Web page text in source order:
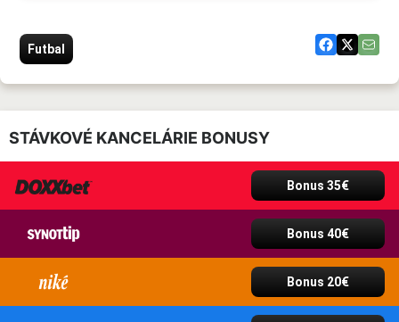
Futbal
STÁVKOVÉ KANCELÁRIE BONUSY
Bonus 35€
Bonus 40€
Bonus 20€